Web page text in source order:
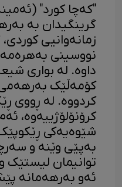
"کەچا کورد"
گرینگیدان بە
زمانەوانیی
نووسینی
داوە. لە بواری
کۆمەڵێک
کردووە. لە ڕووی
کرۆنۆلۆژییەوە،
شێوەیەکی
بەپێی وێنە و
توانیمان لیستێک
ئەو بەرهەمانە